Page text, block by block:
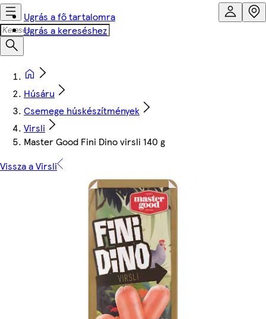
Ugrás a fő tartalomra
Ugrás a kereséshez
Húsáru
Csemege húskészítmények
Virsli
Master Good Fini Dino virsli 140 g
Vissza a Virsli